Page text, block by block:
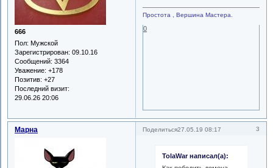
666
Пол: Мужской
Зарегистрирован: 09.10.16
Сообщений: 3364
Уважение: +178
Позитив: +27
Последний визит:
29.06.26 20:06
Простота , Вершина Мастера.
0
Поделиться 3
27.05.19 08:17
Марна
TolaWar написал(а):